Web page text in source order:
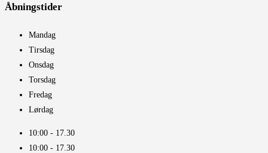
Åbningstider​
Mandag
Tirsdag
Onsdag
Torsdag
Fredag
Lørdag
10:00 - 17.30​
10:00 - 17.30​